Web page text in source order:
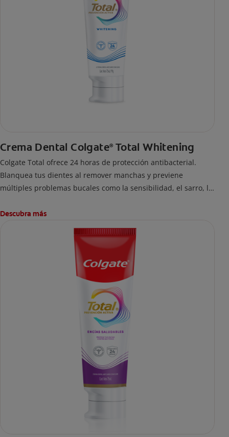
Crema Dental Colgate® Total Whitening
Colgate Total ofrece 24 horas de protección antibacterial.
Blanquea tus dientes al remover manchas y previene
múltiples problemas bucales como la sensibilidad, el sarro, la
por dentistas.
Descubra más